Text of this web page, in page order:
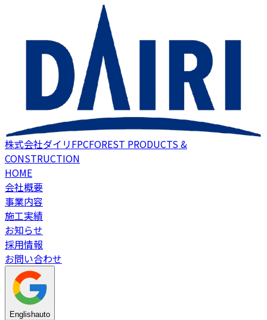
株式会社ダイリFPCFOREST PRODUCTS &
CONSTRUCTION
HOME
会社概要
事業内容
施工実績
お知らせ
採用情報
お問い合わせ
Englishauto